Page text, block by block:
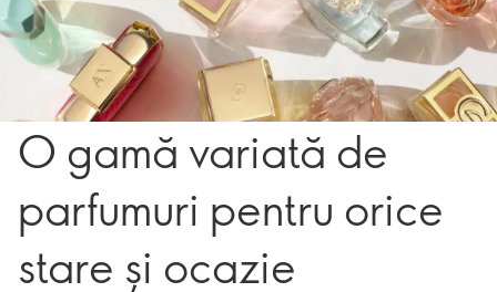
O gamă variată de
parfumuri pentru orice
stare și ocazie